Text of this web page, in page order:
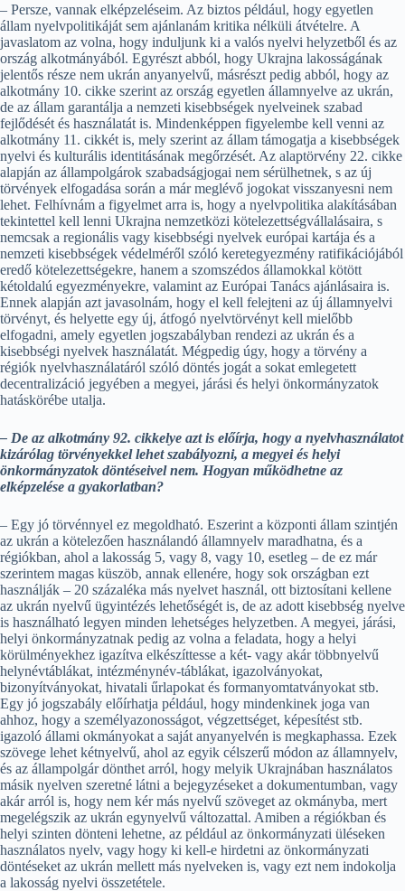
– Persze, vannak elképzeléseim. Az biztos például, hogy egyetlen
állam nyelvpolitikáját sem ajánlanám kritika nélküli átvételre. A
javaslatom az volna, hogy induljunk ki a valós nyelvi helyzetből és az
ország alkotmányából. Egyrészt abból, hogy Ukrajna lakosságának
jelentős része nem ukrán anyanyelvű, másrészt pedig abból, hogy az
alkotmány 10. cikke szerint az ország egyetlen államnyelve az ukrán,
de az állam garantálja a nemzeti kisebbségek nyelveinek szabad
fejlődését és használatát is. Mindenképpen figyelembe kell venni az
alkotmány 11. cikkét is, mely szerint az állam támogatja a kisebbségek
nyelvi és kulturális identitásának megőrzését. Az alaptörvény 22. cikke
alapján az állampolgárok szabadságjogai nem sérülhetnek, s az új
törvények elfogadása során a már meglévő jogokat visszanyesni nem
lehet. Felhívnám a figyelmet arra is, hogy a nyelvpolitika alakításában
tekintettel kell lenni Ukrajna nemzetközi kötelezettségvállalásaira, s
nemcsak a regionális vagy kisebbségi nyelvek európai kartája és a
nemzeti kisebbségek védelméről szóló keretegyezmény ratifikációjából
eredő kötelezettségekre, hanem a szomszédos államokkal kötött
kétoldalú egyezményekre, valamint az Európai Tanács ajánlásaira is.
Ennek alapján azt javasolnám, hogy el kell felejteni az új államnyelvi
törvényt, és helyette egy új, átfogó nyelvtörvényt kell mielőbb
elfogadni, amely egyetlen jogszabályban rendezi az ukrán és a
kisebbségi nyelvek használatát. Mégpedig úgy, hogy a törvény a
régiók nyelvhasználatáról szóló döntés jogát a sokat emlegetett
decentralizáció jegyében a megyei, járási és helyi önkormányzatok
hatáskörébe utalja.
– De az alkotmány 92. cikkelye azt is előírja, hogy a nyelvhasználatot
kizárólag törvényekkel lehet szabályozni, a megyei és helyi
önkormányzatok döntéseivel nem. Hogyan működhetne az
elképzelése a gyakorlatban?
– Egy jó törvénnyel ez megoldható. Eszerint a központi állam szintjén
az ukrán a kötelezően használandó államnyelv maradhatna, és a
régiókban, ahol a lakosság 5, vagy 8, vagy 10, esetleg – de ez már
szerintem magas küszöb, annak ellenére, hogy sok országban ezt
használják – 20 százaléka más nyelvet használ, ott biztosítani kellene
az ukrán nyelvű ügyintézés lehetőségét is, de az adott kisebbség nyelve
is használható legyen minden lehetséges helyzetben. A megyei, járási,
helyi önkormányzatnak pedig az volna a feladata, hogy a helyi
körülményekhez igazítva elkészíttesse a két- vagy akár többnyelvű
helynévtáblákat, intézménynév-táblákat, igazolványokat,
bizonyítványokat, hivatali űrlapokat és formanyomtatványokat stb.
Egy jó jogszabály előírhatja például, hogy mindenkinek joga van
ahhoz, hogy a személyazonosságot, végzettséget, képesítést stb.
igazoló állami okmányokat a saját anyanyelvén is megkaphassa. Ezek
szövege lehet kétnyelvű, ahol az egyik célszerű módon az államnyelv,
és az állampolgár dönthet arról, hogy melyik Ukrajnában használatos
másik nyelven szeretné látni a bejegyzéseket a dokumentumban, vagy
akár arról is, hogy nem kér más nyelvű szöveget az okmányba, mert
megelégszik az ukrán egynyelvű változattal. Amiben a régiókban és
helyi szinten dönteni lehetne, az például az önkormányzati üléseken
használatos nyelv, vagy hogy ki kell-e hirdetni az önkormányzati
döntéseket az ukrán mellett más nyelveken is, vagy ezt nem indokolja
a lakosság nyelvi összetétele.